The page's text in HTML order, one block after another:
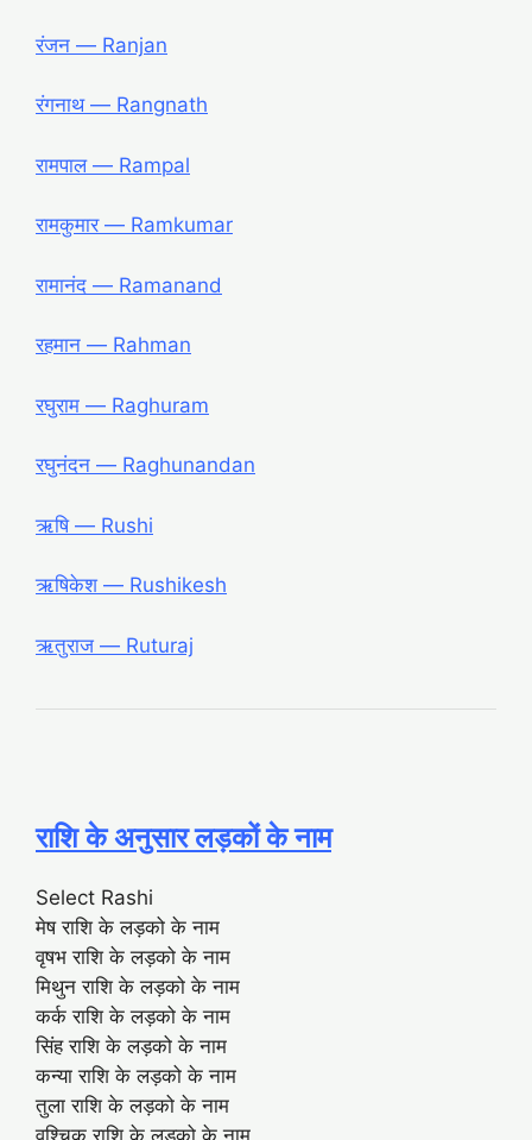
रंजन ― Ranjan
रंगनाथ ― Rangnath
रामपाल ― Rampal
रामकुमार ― Ramkumar
रामानंद ― Ramanand
रहमान ― Rahman
रघुराम ― Raghuram
रघुनंदन ― Raghunandan
ऋषि ― Rushi
ऋषिकेश ― Rushikesh
ऋतुराज ― Ruturaj
राशि के अनुसार लड़कों के नाम
Select Rashi
मेष राशि के लड़को के नाम
वृषभ राशि के लड़को के नाम
मिथुन राशि के लड़को के नाम
कर्क राशि के लड़को के नाम
सिंह राशि के लड़को के नाम
कन्या राशि के लड़को के नाम
तुला राशि के लड़को के नाम